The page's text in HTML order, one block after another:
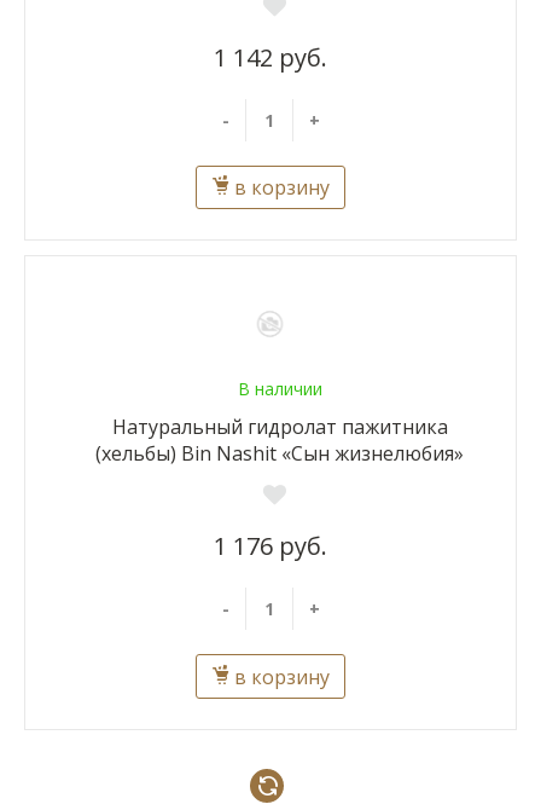
1 142 руб.
- +
в корзину
В наличии
Натуральный гидролат пажитника
(хельбы) Bin Nashit «Сын жизнелюбия»
1 176 руб.
- +
в корзину